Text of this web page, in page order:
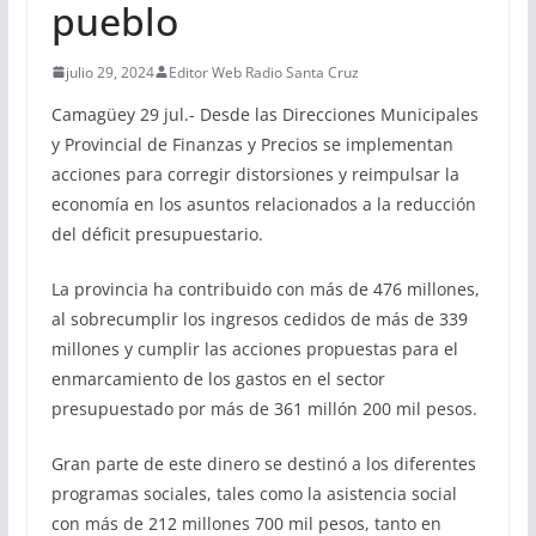
pueblo
julio 29, 2024 Editor Web Radio Santa Cruz
Camagüey 29 jul.- Desde las Direcciones Municipales
y Provincial de Finanzas y Precios se implementan
acciones para corregir distorsiones y reimpulsar la
economía en los asuntos relacionados a la reducción
del déficit presupuestario.
La provincia ha contribuido con más de 476 millones,
al sobrecumplir los ingresos cedidos de más de 339
millones y cumplir las acciones propuestas para el
enmarcamiento de los gastos en el sector
presupuestado por más de 361 millón 200 mil pesos.
Gran parte de este dinero se destinó a los diferentes
programas sociales, tales como la asistencia social
con más de 212 millones 700 mil pesos, tanto en